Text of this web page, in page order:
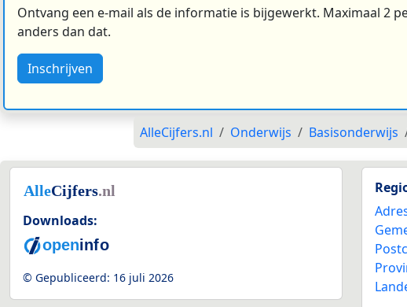
Ontvang een e-mail als de informatie is bijgewerkt. Maximaal 2
anders dan dat.
Inschrijven
AlleCijfers.nl Onderwijs Basisonderwijs
Downloads:
© Gepubliceerd: 16 juli 2026